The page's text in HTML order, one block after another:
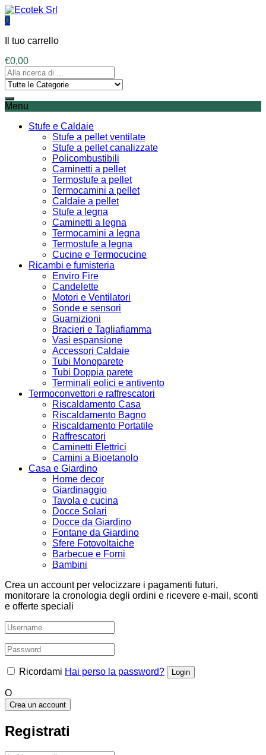
0
Il tuo carrello
€0,00
Menu
Stufe e Caldaie
Stufe a pellet ventilate
Stufe a pellet canalizzate
Policombustibili
Caminetti a pellet
Termostufe a pellet
Termocamini a pellet
Caldaie a pellet
Stufe a legna
Caminetti a legna
Termocamini a legna
Termostufe a legna
Cucine e Termocucine
Ricambi e fumisteria
Enviro Fire
Candelette
Motori e Ventilatori
Sonde e sensori
Guarnizioni
Bracieri e Tagliafiamma
Vasi espansione
Accessori Caldaie
Tubi Monoparete
Tubi Doppia parete
Terminali eolici e antivento
Termoconvettori e raffrescatori
Riscaldamento Casa
Riscaldamento Bagno
Riscaldamento Portatile
Raffrescatori
Caminetti Elettrici
Camini a Bioetanolo
Casa e Giardino
Home decor
Giardinaggio
Tavola e cucina
Docce Solari
Docce da Giardino
Fontane da Giardino
Sfere Fotovoltaiche
Barbecue e Forni
Bambini
Crea un account per velocizzare i pagamenti futuri,
monitorare la cronologia degli ordini e ricevere e-mail, sconti
e offerte speciali
Ricordami Hai perso la password?
O
Crea un account
Registrati